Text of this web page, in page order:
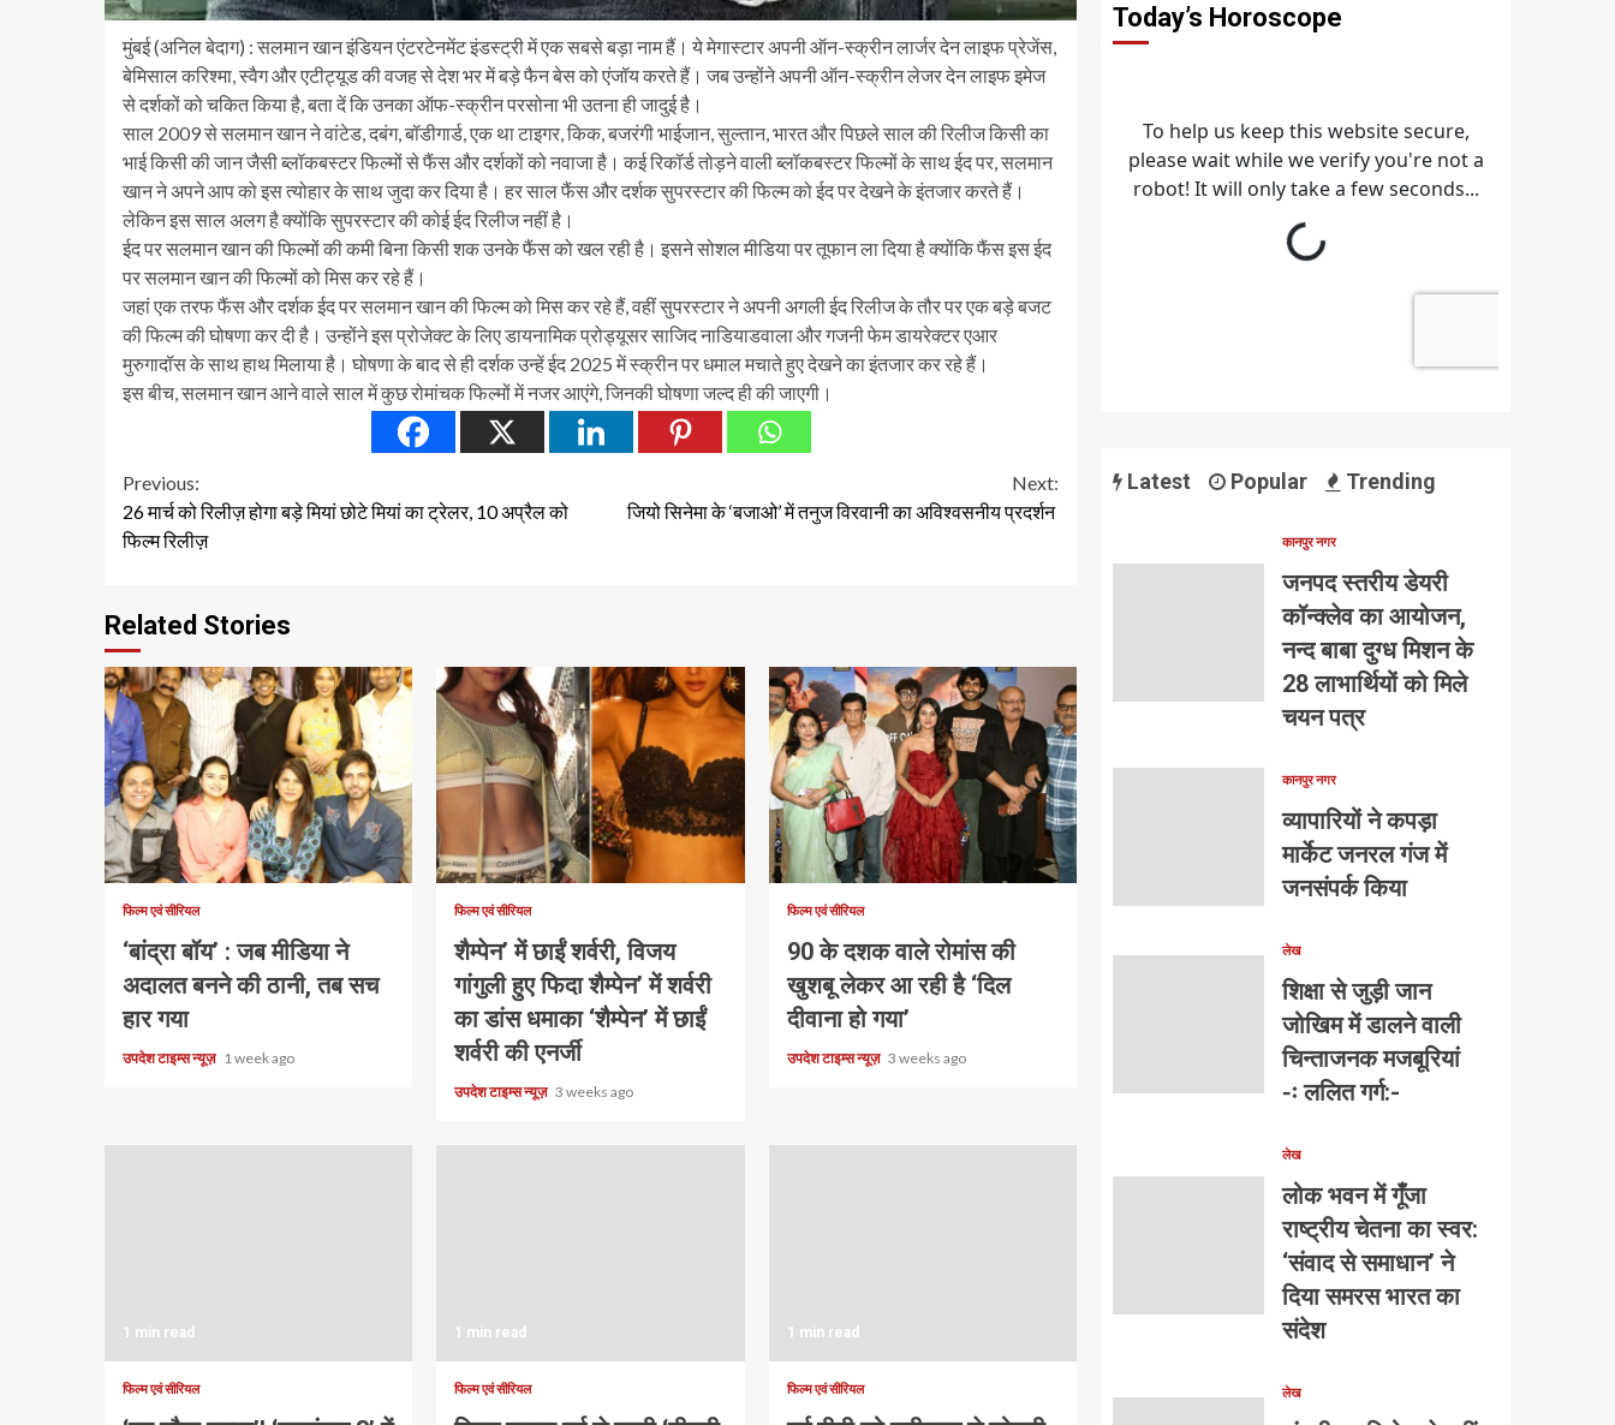
मुंबई (अनिल बेदाग) : सलमान खान इंडियन एंटरटेनमेंट इंडस्ट्री में एक सबसे बड़ा नाम हैं। ये मेगास्टार अपनी ऑन-स्क्रीन लार्जर देन लाइफ प्रेजेंस,
बेमिसाल करिश्मा, स्वैग और एटीट्यूड की वजह से देश भर में बड़े फैन बेस को एंजॉय करते हैं। जब उन्होंने अपनी ऑन-स्क्रीन लेजर देन लाइफ इमेज
से दर्शकों को चकित किया है, बता दें कि उनका ऑफ-स्क्रीन परसोना भी उतना ही जादुई है।
साल 2009 से सलमान खान ने वांटेड, दबंग, बॉडीगार्ड, एक था टाइगर, किक, बजरंगी भाईजान, सुल्तान, भारत और पिछले साल की रिलीज किसी का
भाई किसी की जान जैसी ब्लॉकबस्टर फिल्मों से फैंस और दर्शकों को नवाजा है। कई रिकॉर्ड तोड़ने वाली ब्लॉकबस्टर फिल्मों के साथ ईद पर, सलमान
खान ने अपने आप को इस त्योहार के साथ जुदा कर दिया है। हर साल फैंस और दर्शक सुपरस्टार की फिल्म को ईद पर देखने के इंतजार करते हैं।
लेकिन इस साल अलग है क्योंकि सुपरस्टार की कोई ईद रिलीज नहीं है।
ईद पर सलमान खान की फिल्मों की कमी बिना किसी शक उनके फैंस को खल रही है। इसने सोशल मीडिया पर तूफान ला दिया है क्योंकि फैंस इस ईद
पर सलमान खान की फिल्मों को मिस कर रहे हैं।
जहां एक तरफ फैंस और दर्शक ईद पर सलमान खान की फिल्म को मिस कर रहे हैं, वहीं सुपरस्टार ने अपनी अगली ईद रिलीज के तौर पर एक बड़े बजट
की फिल्म की घोषणा कर दी है। उन्होंने इस प्रोजेक्ट के लिए डायनामिक प्रोड्यूसर साजिद नाडियाडवाला और गजनी फेम डायरेक्टर एआर
मुरुगादॉस के साथ हाथ मिलाया है। घोषणा के बाद से ही दर्शक उन्हें ईद 2025 में स्क्रीन पर धमाल मचाते हुए देखने का इंतजार कर रहे हैं।
इस बीच, सलमान खान आने वाले साल में कुछ रोमांचक फिल्मों में नजर आएंगे, जिनकी घोषणा जल्द ही की जाएगी।
Continue
Reading
Previous:
26 मार्च को रिलीज़ होगा बड़े मियां छोटे मियां का ट्रेलर, 10 अप्रैल को
फिल्म रिलीज़
Next:
जियो सिनेमा के ‘बजाओ’ में तनुज विरवानी का अविश्वसनीय प्रदर्शन
Related Stories
1 min read
फिल्म एवं सीरियल
‘बांद्रा बॉय’ : जब मीडिया ने
अदालत बनने की ठानी, तब सच
हार गया
उपदेश टाइम्स न्यूज़ 1 week ago
1 min read
फिल्म एवं सीरियल
शैम्पेन’ में छाईं शर्वरी, विजय
गांगुली हुए फिदा शैम्पेन’ में शर्वरी
का डांस धमाका ‘शैम्पेन’ में छाईं
शर्वरी की एनर्जी
उपदेश टाइम्स न्यूज़ 3 weeks ago
1 min read
फिल्म एवं सीरियल
90 के दशक वाले रोमांस की
खुशबू लेकर आ रही है ‘दिल
दीवाना हो गया’
उपदेश टाइम्स न्यूज़ 3 weeks ago
1 min read
फिल्म एवं सीरियल
1 min read
फिल्म एवं सीरियल
1 min read
फिल्म एवं सीरियल
Today’s Horoscope
Latest Popular Trending
कानपुर नगर
जनपद स्तरीय डेयरी
कॉन्क्लेव का आयोजन,
नन्द बाबा दुग्ध मिशन के
28 लाभार्थियों को मिले
चयन पत्र
कानपुर नगर
व्यापारियों ने कपड़ा
मार्केट जनरल गंज में
जनसंपर्क किया
लेख
शिक्षा से जुड़ी जान
जोखिम में डालने वाली
चिन्ताजनक मजबूरियां
-ः ललित गर्ग:-
लेख
लोक भवन में गूँजा
राष्ट्रीय चेतना का स्वर:
‘संवाद से समाधान’ ने
दिया समरस भारत का
संदेश
लेख